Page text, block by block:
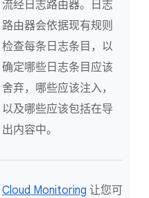
流经日志路由器。日志
路由器会依据现有规则
检查每条日志条目，以
确定哪些日志条目应该
舍弃，哪些应该注入，
以及哪些应该包括在导
出内容中。
Cloud Monitoring 让您可